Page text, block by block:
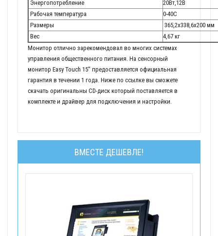
Энергопотребление
20Вт,12В
Рабочая температура
0-40С
Размеры
365,2х338,6х200 мм
Вес
4,67 кг
Монитор отлично зарекомендовал во многих системах
управления общественного питания. На сенсорный
монитор Easy Touch 15" предоставляется официальная
гарантия в течении 1 года. Ниже по ссылке вы сможете
скачать оригинальны CD-диск который поставляется в
комплекте и драйвер для подключения и настройки.
ВМЕСТЕ ДЕШЕВЛЕ!